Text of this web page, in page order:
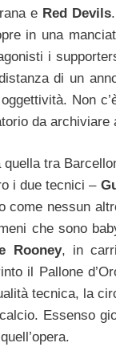
e Red Devils
in una
i
di un
Non
da archiviare
quella tra
i due tecnici –
nessun
che sono
Rooney, in
il Pallone
tecnica, la
Essenso